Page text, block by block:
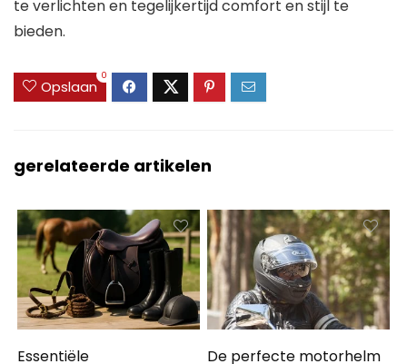
te verlichten en tegelijkertijd comfort en stijl te
bieden.
Opslaan
0
gerelateerde artikelen
Essentiële
De perfecte motorhelm